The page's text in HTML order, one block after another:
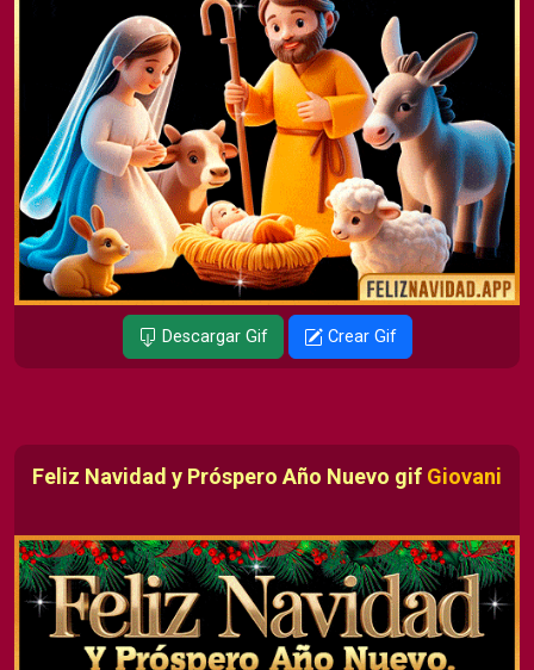
Descargar Gif Crear Gif
Feliz Navidad y Próspero Año Nuevo gif Giovani